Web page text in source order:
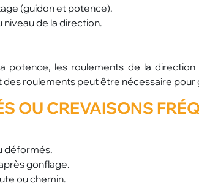
(guidon et potence).
de la direction.
potence, les roulements de la
roulements peut être nécessaire
OU CREVAISONS
déformés.
gonflage.
ou chemin.